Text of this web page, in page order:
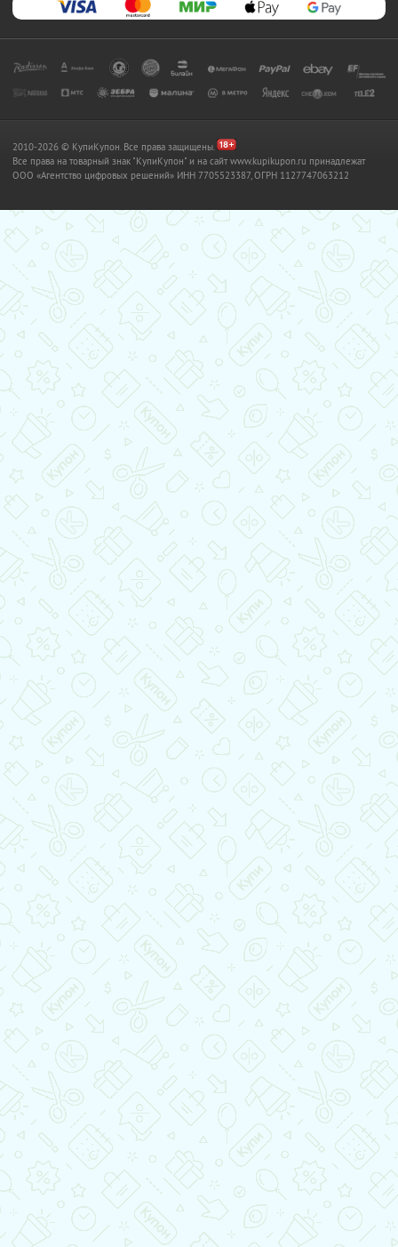
2010-2026 © КупиКупон. Все права защищены.
Все права на товарный знак "КупиКупон" и на сайт www.kupikupon.ru принадлежат
OOO «Агентство цифровых решений» ИНН 7705523387, ОГРН 1127747063212